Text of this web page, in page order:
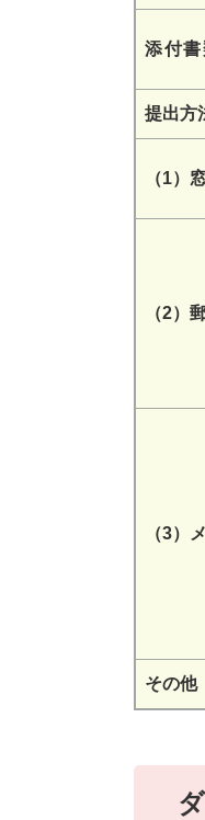
添付
提出方
（1）
（2）
（3）
その他